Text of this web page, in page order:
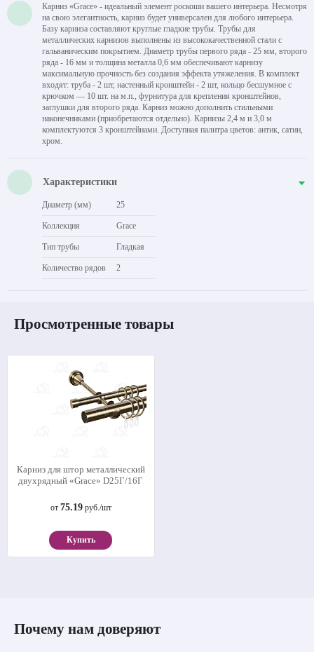
Карниз «Grace» - идеальный элемент роскоши вашего интерьера. Несмотря
на свою элегантность, карниз будет универсален для любого интерьера.
Базу карниза составляют круглые гладкие трубы. Трубы для
металлических карнизов выполнены из высококачественной стали с
гальваническим покрытием. Диаметр трубы первого ряда - 25 мм, второго
ряда - 16 мм и толщина металла 0,6 мм обеспечивают карнизу
максимальную прочность без создания эффекта утяжеления. В комплект
входят: труба - 2 шт, настенный кронштейн - 2 шт, кольцо бесшумное с
крючком — 10 шт. на м.п., фурнитура для крепления кронштейнов,
заглушки для второго ряда. Карниз можно дополнить стильными
наконечниками (приобретаются отдельно). Карнизы 2,4 м и 3,0 м
комплектуются 3 кронштейнами. Доступная палитра цветов: антик, сатин,
хром.
Характеристики
Диаметр (мм) 25
Коллекция Grace
Тип трубы Гладкая
Количество рядов 2
Просмотренные товары
Карниз для штор металлический
двухрядный «Grace» D25Г/16Г
от 75.19руб./шт
Купить
Почему нам доверяют